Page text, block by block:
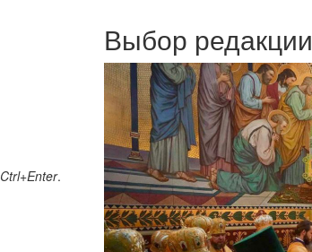
Онлайн трансляции
12 сентября 2015Название трансляции
12 сентября 2015Название трансляции
12 сентября 2015Название трансляции
12 сентября 2015Название трансляции
12 сентября 2015Название трансляции
12 сентября 2015 Название трансляции
12 сентября 2015Название трансляции
12 сентября 2015Название трансляции
Перейти к архиву
Ctrl+Enter.
Выбор редакции